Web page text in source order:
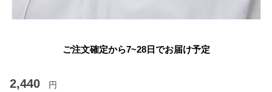
ご注文確定から7~28日でお届け予定
2,440 円